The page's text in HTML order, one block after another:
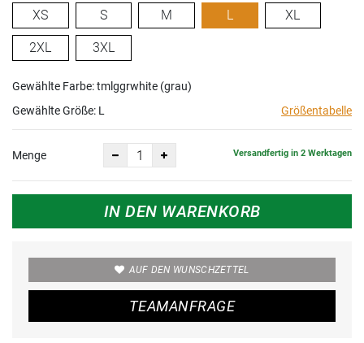
XS S M L XL
2XL 3XL
Gewählte Farbe: tmlggrwhite (grau)
Gewählte Größe: L Größentabelle
Menge Versandfertig in 2 Werktagen
IN DEN WARENKORB
AUF DEN WUNSCHZETTEL
TEAMANFRAGE